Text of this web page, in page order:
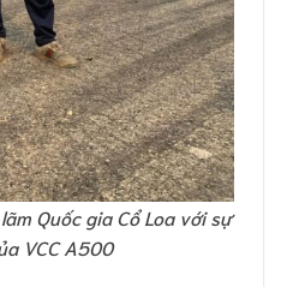
Quốc gia Cổ Loa với sự
VCC A500